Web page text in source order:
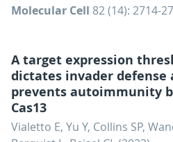
Molecular Cell 82 (14): 2714-
A target expression
dictates invader defense
prevents autoimmunity
Cas13
Vialetto E, Yu Y, Collins SP,